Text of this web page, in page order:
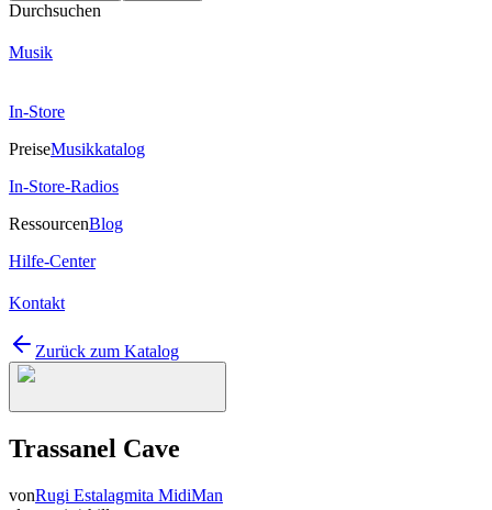
Durchsuchen
Musik
In-Store
PreiseMusikkatalog
In-Store-Radios
RessourcenBlog
Hilfe-Center
Kontakt
Zurück zum Katalog
Trassanel Cave
vonRugi Estalagmita MidiMan